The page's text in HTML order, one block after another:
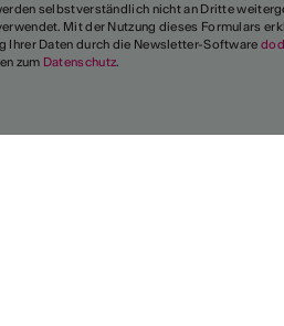
selbstverständlich nicht an Dritte
Mit der Nutzung dieses Formulars
Ihrer Daten durch die Newsletter-Software
zum Datenschutz.